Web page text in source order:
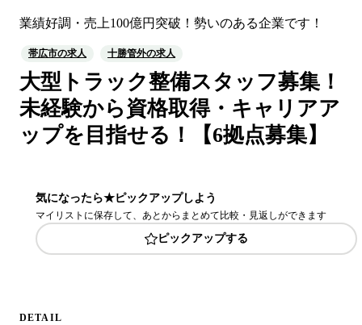
業績好調・売上100億円突破！勢いのある企業です！
帯広市の求人 十勝管外の求人
大型トラック整備スタッフ募集！
未経験から資格取得・キャリアア
ップを目指せる！【6拠点募集】
気になったら★ピックアップしよう
マイリストに保存して、あとからまとめて比較・見返しができます
ピックアップする
DETAIL